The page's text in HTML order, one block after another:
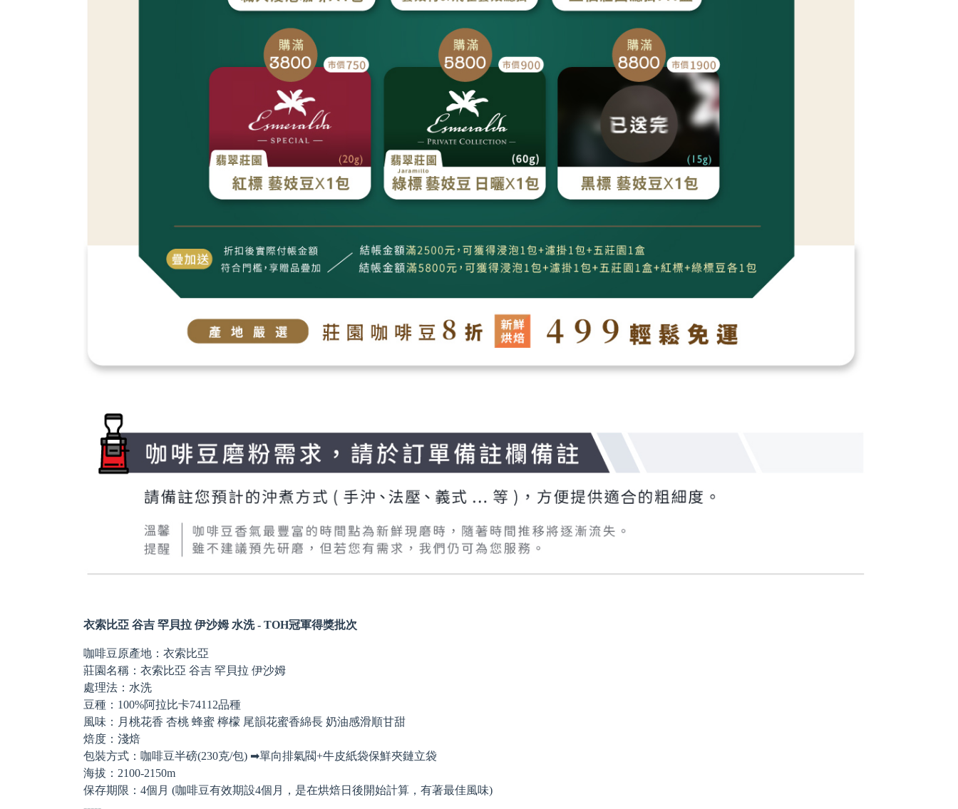
衣索比亞 谷吉 罕貝拉 伊沙姆 水洗 - TOH冠軍得獎批次
咖啡豆原產地：衣索比亞
莊園名稱：衣索比亞 谷吉 罕貝拉 伊沙姆
處理法：水洗
豆種：100%阿拉比卡74112品種
風味：月桃花香 杏桃 蜂蜜 檸檬 尾韻花蜜香綿長 奶油感滑順甘甜
焙度：淺焙
包裝方式：咖啡豆半磅(230克/包) ➡單向排氣閥+牛皮紙袋保鮮夾鏈立袋
海拔：2100-2150m
保存期限：4個月 (咖啡豆有效期設4個月，是在烘焙日後開始計算，有著最佳風味)